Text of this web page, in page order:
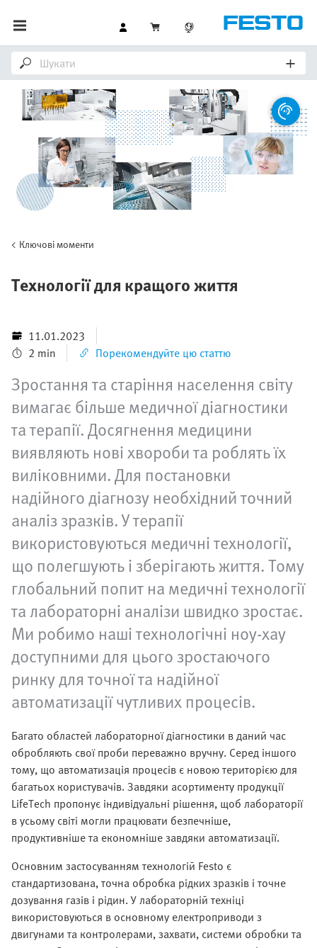
Ключові моменти
Технології для кращого життя
11.01.2023
2 min
Порекомендуйте цю статтю
Зростання та старіння населення світу
вимагає більше медичної діагностики
та терапії. Досягнення медицини
виявляють нові хвороби та роблять їх
виліковними. Для постановки
надійного діагнозу необхідний точний
аналіз зразків. У терапії
використовуються медичні технології,
що полегшують і зберігають життя. Тому
глобальний попит на медичні технології
та лабораторні аналізи швидко зростає.
Ми робимо наші технологічні ноу-хау
доступними для цього зростаючого
ринку для точної та надійної
автоматизації чутливих процесів. ​
Багато областей лабораторної діагностики в даний час
обробляють свої проби переважно вручну. Серед іншого
тому, що автоматизація процесів є новою територією для
багатьох користувачів. Завдяки асортименту продукції
LifeTech пропонує індивідуальні рішення, щоб лабораторії
в усьому світі могли працювати безпечніше,
продуктивніше та економніше завдяки автоматизації.
Основним застосуванням технологій Festo є
стандартизована, точна обробка рідких зразків і точне
дозування газів і рідин. У лабораторній техніці
використовуються в основному електроприводи з
двигунами та контролерами, захвати, системи обробки та